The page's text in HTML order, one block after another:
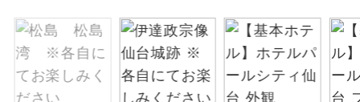
露天風呂
ご宿泊ホテルに露天風呂が付いていま
す。
大浴場